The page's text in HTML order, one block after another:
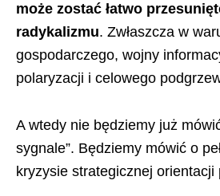
może zostać łatwo
radykalizmu. Zwłaszcza w
gospodarczego, wojny
polaryzacji i celowego
A wtedy nie będziemy już
sygnale”. Będziemy mówić o
kryzysie strategicznej orientacji